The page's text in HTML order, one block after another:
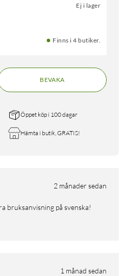
Ej i lager
Finns i 4 butiker.
BEVAKA
Öppet köp i 100 dagar
Hämta i butik, GRATIS!
2 månader sedan
bruksanvisning på svenska!
1 månad sedan